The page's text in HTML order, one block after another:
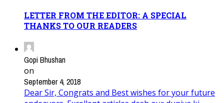
LETTER FROM THE EDITOR: A SPECIAL
THANKS TO OUR READERS
Gopi Bhushan
on
September 4, 2018
Dear Sir, Congrats and Best wishes for your future